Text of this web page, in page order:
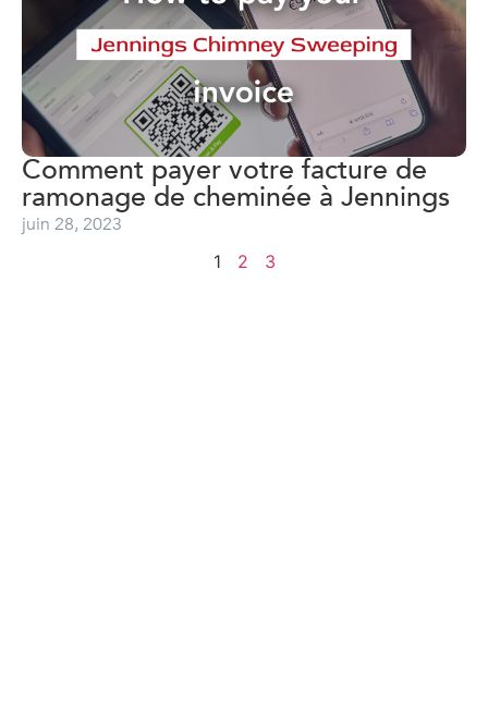
Comment payer votre facture de
ramonage de cheminée à Jennings
juin 28, 2023
1 2 3